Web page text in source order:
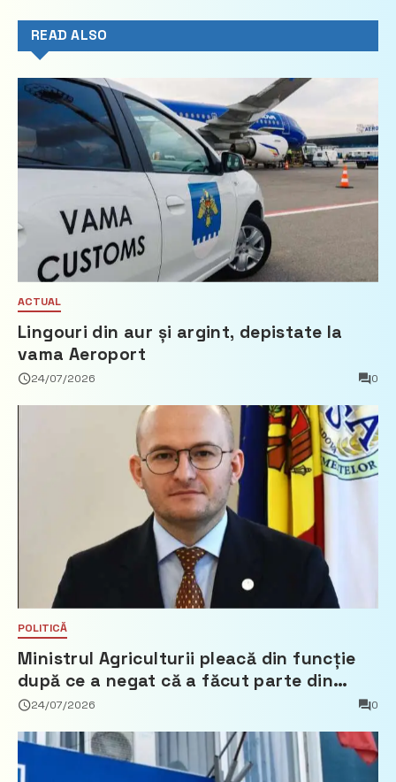
READ ALSO
ACTUAL
Lingouri din aur și argint, depistate la
vama Aeroport
24/07/2026 0
POLITICĂ
Ministrul Agriculturii pleacă din funcție
după ce a negat că a făcut parte din
Partidul Democrat
24/07/2026 0